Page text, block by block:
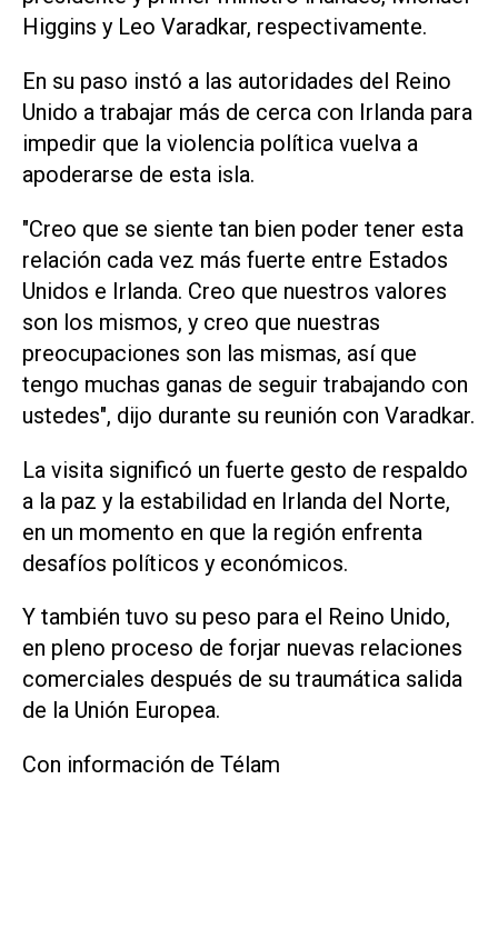
Higgins y Leo Varadkar, respectivamente.
En su paso instó a las autoridades del Reino
Unido a trabajar más de cerca con Irlanda para
impedir que la violencia política vuelva a
apoderarse de esta isla.
"Creo que se siente tan bien poder tener esta
relación cada vez más fuerte entre Estados
Unidos e Irlanda. Creo que nuestros valores
son los mismos, y creo que nuestras
preocupaciones son las mismas, así que
tengo muchas ganas de seguir trabajando con
ustedes", dijo durante su reunión con Varadkar.
La visita significó un fuerte gesto de respaldo
a la paz y la estabilidad en Irlanda del Norte,
en un momento en que la región enfrenta
desafíos políticos y económicos.
Y también tuvo su peso para el Reino Unido,
en pleno proceso de forjar nuevas relaciones
comerciales después de su traumática salida
de la Unión Europea.
Con información de Télam